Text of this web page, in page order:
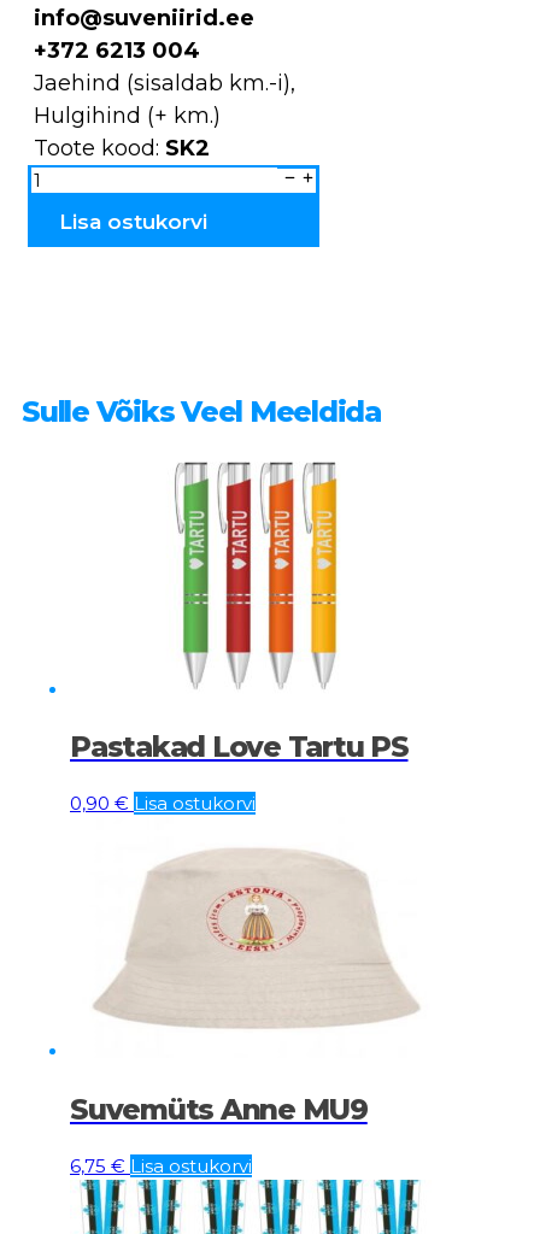
info@suveniirid.ee
+372 6213 004
Jaehind (sisaldab km.-i),
Hulgihind (+ km.)
Toote kood: SK2
Sõrmkübar
Eesti
SK2
Lisa ostukorvi
Sulle Võiks Veel Meeldida
Pastakad Love Tartu PS
0,90 € Lisa ostukorvi
Suvemüts Anne MU9
6,75 € Lisa ostukorvi